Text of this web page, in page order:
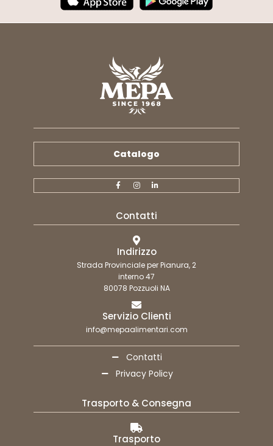
Catalogo
Contatti
Indirizzo
Strada Provinciale per Pianura, 2
interno 47
80078 Pozzuoli NA
Servizio Clienti
info@mepaalimentari.com
Contatti
Privacy Policy
Trasporto & Consegna
Trasporto